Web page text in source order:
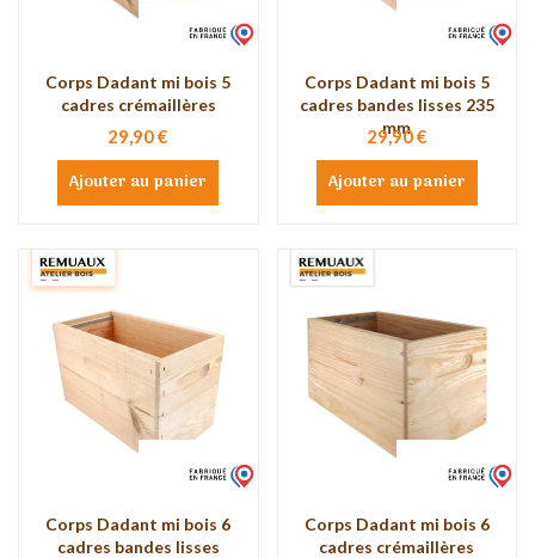
Corps Dadant mi bois 5
cadres crémaillères
29,90 €
Ajouter au panier
Corps Dadant mi bois 5
cadres bandes lisses 235
mm
29,90 €
Ajouter au panier
Corps Dadant mi bois 6
cadres bandes lisses
Corps Dadant mi bois 6
cadres crémaillères